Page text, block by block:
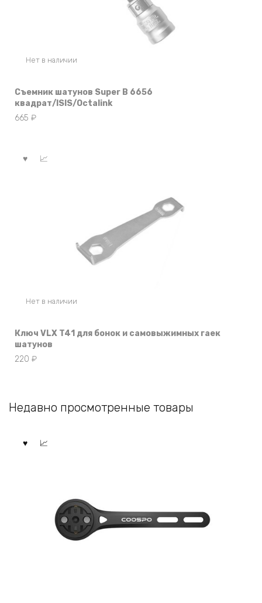
Нет в наличии
Съемник шатунов Super B 6656
квадрат/ISIS/Octalink
665 ₽
Нет в наличии
Ключ VLX T41 для бонок и самовыжимных гаек
шатунов
220 ₽
Недавно просмотренные товары